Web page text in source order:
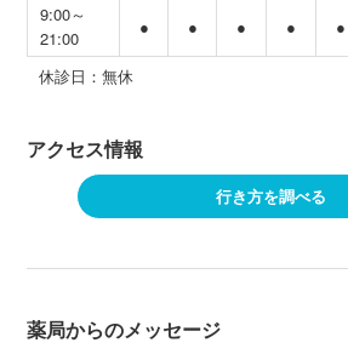
9:00～
21:00
● ● ● ● ●
休診日：無休
アクセス情報
行き方を調べる
薬局からのメッセージ